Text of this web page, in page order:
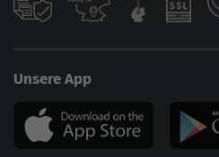
Unsere App